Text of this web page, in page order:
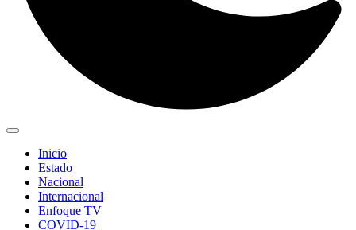
Inicio
Estado
Nacional
Internacional
Enfoque TV
COVID-19